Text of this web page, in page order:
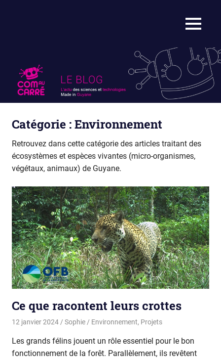
carré
en
Guyane
et
vous
raconte
!
MENU
Catégorie :Environnement
Retrouvez dans cette catégorie des articles traitant des
écosystèmes et espèces vivantes (micro-organismes,
végétaux, animaux) de Guyane.
Ce que racontent leurs crottes
12 janvier 2024 Sophie Environnement, Projets
Les grands félins jouent un rôle essentiel pour le bon
fonctionnement de la forêt. Parallèlement, ils revêtent